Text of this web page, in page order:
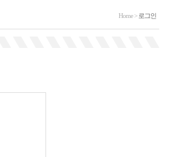
Home > 로그인